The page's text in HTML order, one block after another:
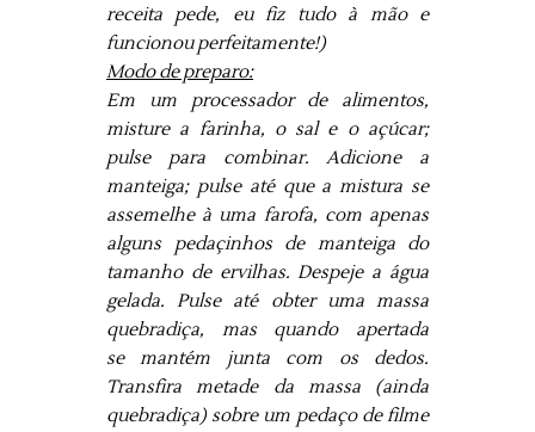
receita pede, eu fiz tudo à mão e
funcionou perfeitamente!)
Modo de preparo:
Em um processador de alimentos,
misture a farinha, o sal e o açúcar;
pulse para combinar. Adicione a
manteiga; pulse até que a mistura se
assemelhe à uma farofa, com apenas
alguns pedaçinhos de manteiga do
tamanho de ervilhas. Despeje a água
gelada. Pulse até obter uma massa
quebradiça, mas quando apertada
se mantém junta com os dedos.
Transfira metade da massa (ainda
quebradiça) sobre um pedaço de filme